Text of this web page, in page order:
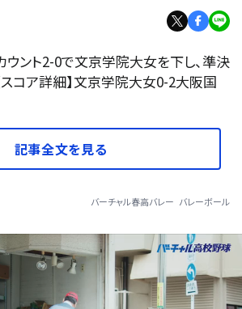
ウント2-0で文京学院大女を下し、準決
スコア詳細】文京学院大女0-2大阪国
記事全文を見る
バーチャル春高バレー バレーボール